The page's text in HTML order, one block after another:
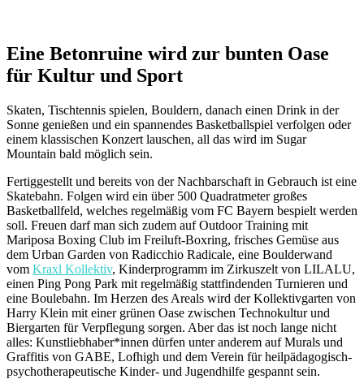
Eine Betonruine wird zur bunten Oase
für Kultur und Sport
Skaten, Tischtennis spielen, Bouldern, danach einen Drink in der
Sonne genießen und ein spannendes Basketballspiel verfolgen oder
einem klassischen Konzert lauschen, all das wird im Sugar
Mountain bald möglich sein.
Fertiggestellt und bereits von der Nachbarschaft in Gebrauch ist eine
Skatebahn. Folgen wird ein über 500 Quadratmeter großes
Basketballfeld, welches regelmäßig vom FC Bayern bespielt werden
soll. Freuen darf man sich zudem auf Outdoor Training mit
Mariposa Boxing Club im Freiluft-Boxring, frisches Gemüse aus
dem Urban Garden von Radicchio Radicale, eine Boulderwand
vom Kraxl Kollektiv, Kinderprogramm im Zirkuszelt von LILALU,
einen Ping Pong Park mit regelmäßig stattfindenden Turnieren und
eine Boulebahn. Im Herzen des Areals wird der Kollektivgarten von
Harry Klein mit einer grünen Oase zwischen Technokultur und
Biergarten für Verpflegung sorgen. Aber das ist noch lange nicht
alles: Kunstliebhaber*innen dürfen unter anderem auf Murals und
Graffitis von GABE, Lofhigh und dem Verein für heilpädagogisch-
psychotherapeutische Kinder- und Jugendhilfe gespannt sein.